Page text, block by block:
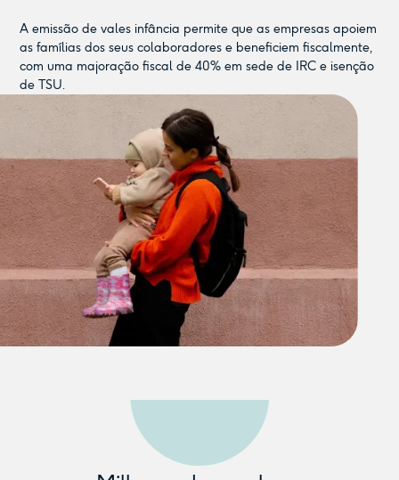
A emissão de vales infância permite que as empresas apoiem
as famílias dos seus colaboradores e beneficiem fiscalmente,
com uma majoração fiscal de 40% em sede de IRC e isenção
de TSU.